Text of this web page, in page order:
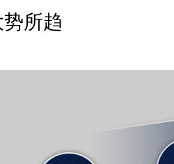
所趋